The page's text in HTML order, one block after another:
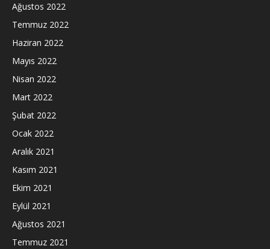
Ağustos 2022
Temmuz 2022
Haziran 2022
Mayıs 2022
Nisan 2022
Mart 2022
Şubat 2022
Ocak 2022
Aralık 2021
Kasım 2021
Ekim 2021
Eylül 2021
Ağustos 2021
Temmuz 2021